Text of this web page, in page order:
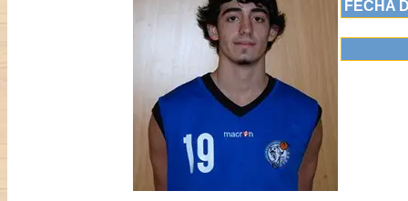
FECHA